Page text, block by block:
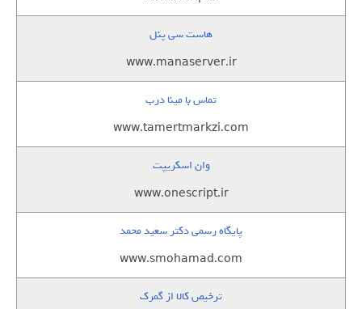
هاست سی پنل
www.manaserver.ir
تماس با مینا درب
www.tamertmarkzi.com
وان اسکریپت
www.onescript.ir
پایگاه رسمی دکتر سعید محمد
www.smohamad.com
ترخیص کالا از گمرک